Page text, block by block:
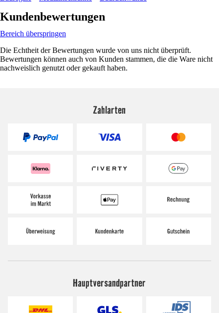
Kundenbewertungen
Bereich überspringen
Die Echtheit der Bewertungen wurde von uns nicht überprüft.
Bewertungen können auch von Kunden stammen, die die Ware nicht
nachweislich genutzt oder gekauft haben.
Zahlarten
Hauptversandpartner